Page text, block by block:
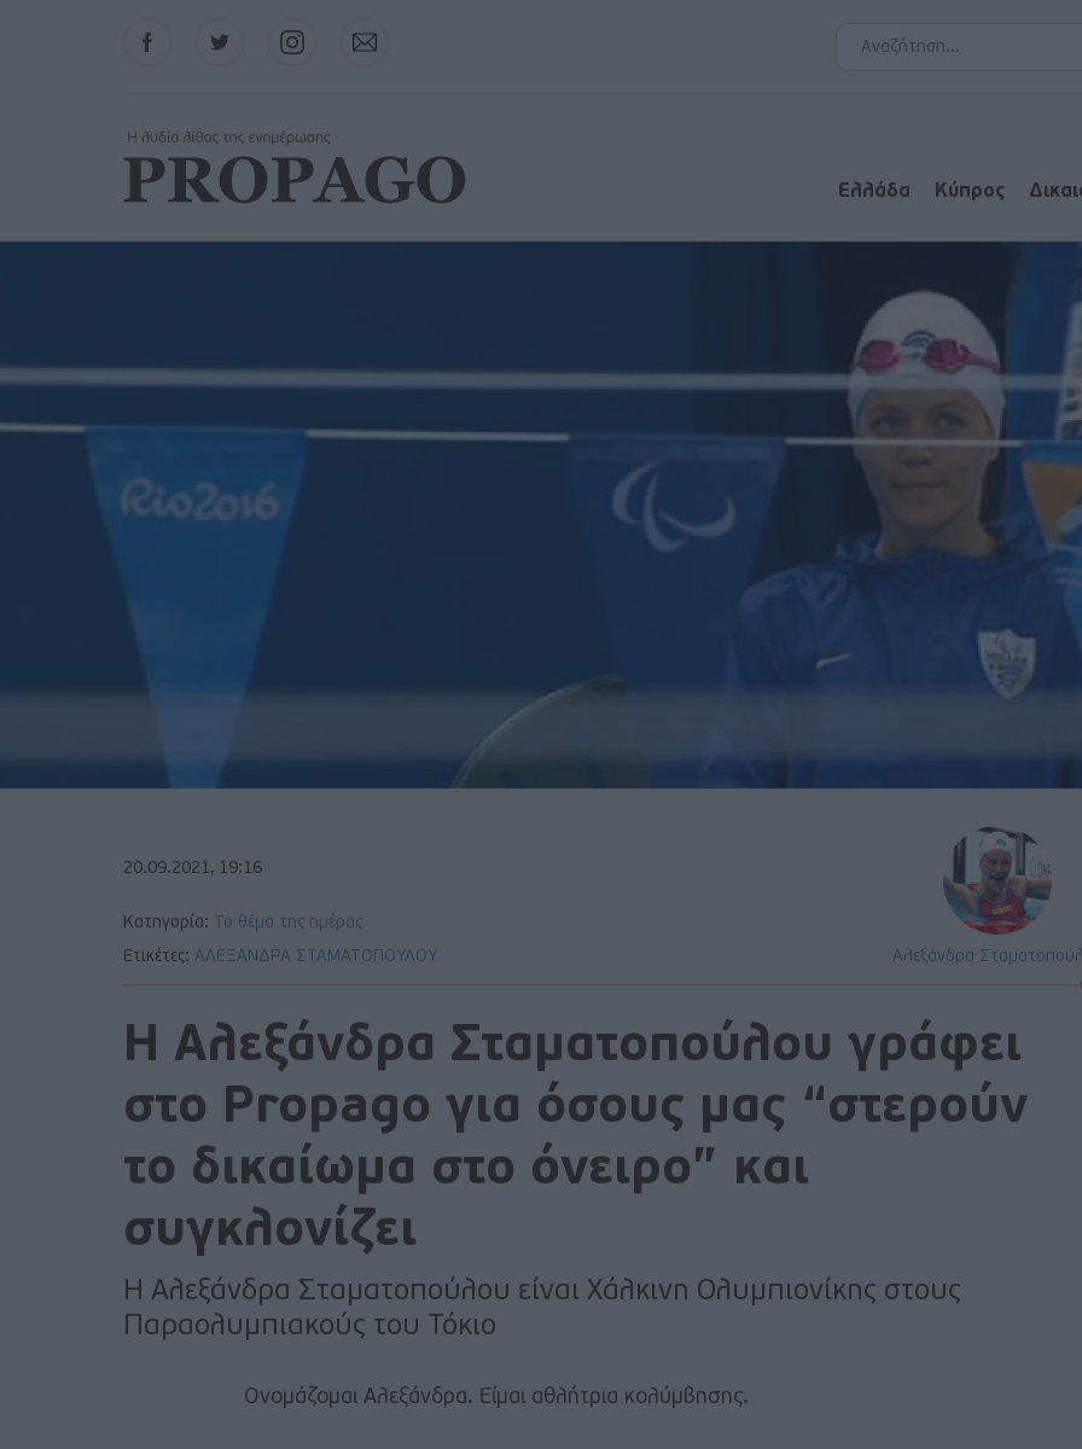
FacebookTwitter InstagramContact
Ελλάδα Κύπρος
20.09.2021, 19:16
Κατηγορία:
Το θέμα της ημέρας
Ετικέτες: ΑΛΕΞΑΝΔΡΑ ΣΤΑΜΑΤΟΠΟΥΛΟΥ Αλεξάνδρα
H Αλεξάνδρα Σταματοπούλου γράφει
στο Propago για όσους μας “στερούν
το δικαίωμα στο όνειρο” και
συγκλονίζει
Η Αλεξάνδρα Σταματοπούλου είναι Χάλκινη Ολυμπιονίκης στoυς
Παραολυμπιακούς του Τόκιο
Ονομάζομαι Αλεξάνδρα. Είμαι αθλήτρια κολύμβησης.